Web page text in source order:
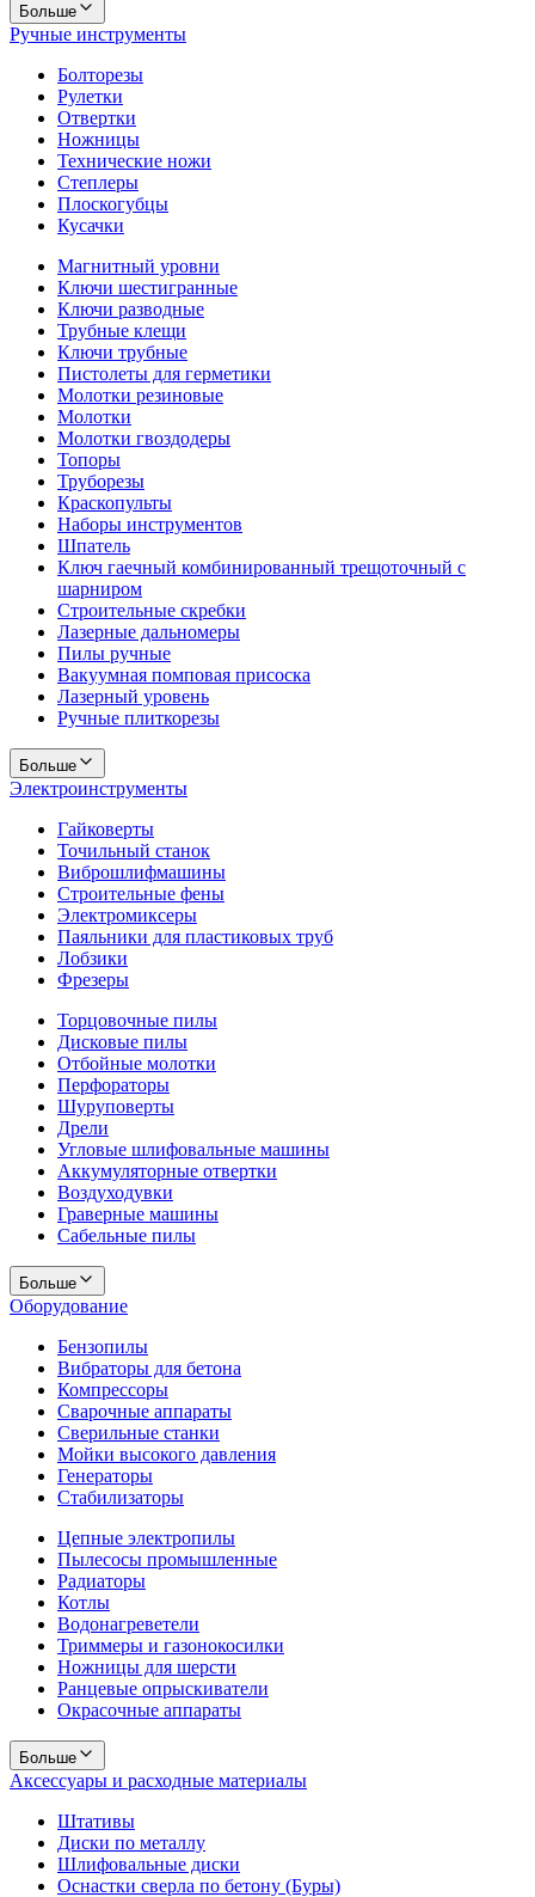
Больше
Ручные инструменты
Болторезы
Рулетки
Отвертки
Ножницы
Технические ножи
Степлеры
Плоскогубцы
Кусачки
Магнитный уровни
Ключи шестигранные
Ключи разводные
Трубные клещи
Ключи трубные
Пистолеты для герметики
Молотки резиновые
Молотки
Молотки гвоздодеры
Топоры
Труборезы
Краскопульты
Наборы инструментов
Шпатель
Ключ гаечный комбинированный трещоточный с
шарниром
Строительные скребки
Лазерные дальномеры
Пилы ручные
Вакуумная помповая присоска
Лазерный уровень
Ручные плиткорезы
Больше
Электроинструменты
Гайковерты
Точильный станок
Виброшлифмашины
Строительные фены
Электромиксеры
Паяльники для пластиковых труб
Лобзики
Фрезеры
Торцовочные пилы
Дисковые пилы
Отбойные молотки
Перфораторы
Шуруповерты
Дрели
Угловые шлифовальные машины
Аккумуляторные отвертки
Воздуходувки
Граверные машины
Сабельные пилы
Больше
Оборудование
Бензопилы
Вибраторы для бетона
Компрессоры
Сварочные аппараты
Сверильные станки
Мойки высокого давления
Генераторы
Стабилизаторы
Цепные электропилы
Пылесосы промышленные
Радиаторы
Котлы
Водонагреветели
Триммеры и газонокосилки
Ножницы для шерсти
Ранцевые опрыскиватели
Окрасочные аппараты
Больше
Аксессуары и расходные материалы
Штативы
Диски по металлу
Шлифовальные диски
Оснастки сверла по бетону (Буры)